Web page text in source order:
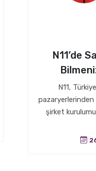
N11’de
N11,
pazaryerlerinden
şirket